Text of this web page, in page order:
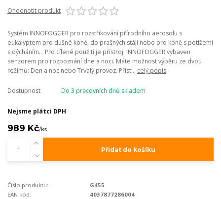
Ohodnotit produkt
Systém INNOFOGGER pro rozstřikování přírodního aerosolu s
eukalyptem pro dušné koně, do prašných stájí nebo pro koně s potížemi
s dýcháním.. Pro cílené použití je přístroj INNOFOGGER vybaven
senzorem pro rozpoznání dne a noci. Máte možnost výběru ze dvou
režimů: Den a noc nebo Trvalý provoz. Příst... celý popis
Dostupnost Do 3 pracovních dnů skladem
Nejsme plátci DPH
989 Kč/ks
Přidat do košíku
Číslo produktu:
G455
EAN kód:
4037877286004